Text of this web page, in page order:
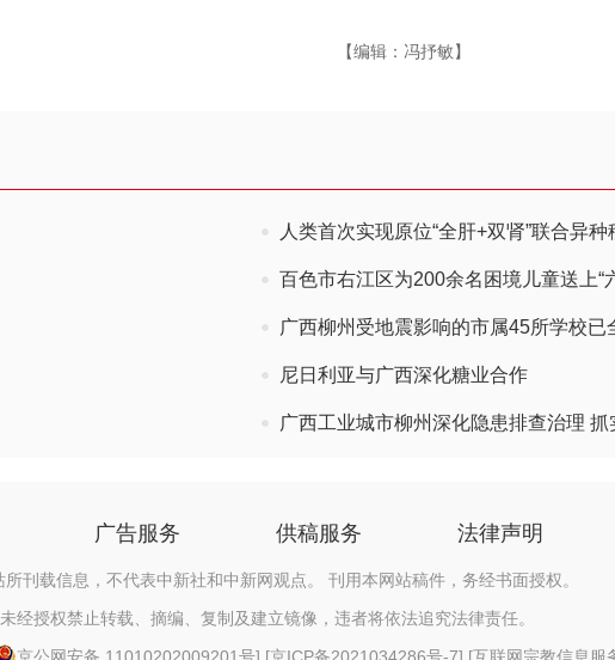
【编辑：冯抒敏】
人类首次实现原位“全肝+双肾”联合异种
百色市右江区为200余名困境儿童送上“
广西柳州受地震影响的市属45所学校已
尼日利亚与广西深化糖业合作
广西工业城市柳州深化隐患排查治理 抓
广告服务 供稿服务 法律声明
所刊载信息，不代表中新社和中新网观点。 刊用本网站稿件，务经书面授权。
未经授权禁止转载、摘编、复制及建立镜像，违者将依法追究法律责任。
京公网安备 11010202009201号] [京ICP备2021034286号-7] [互联网宗教信息服